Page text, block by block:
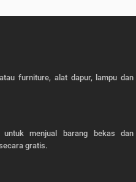
furniture, alat dapur, lampu dan
menjual barang bekas dan
gratis.